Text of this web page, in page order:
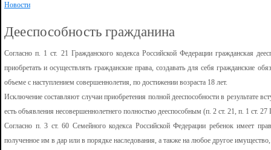
Новости
Дееспособность гражданина
Согласно п. 1 ст. 21 Гражданского кодекса Российской Федерации гражданская
приобретать и осуществлять гражданские права, создавать для себя гражданские
объеме с наступлением совершеннолетия, по достижении возраста 18 лет.
Исключение составляют случаи приобретения полной дееспособности в результате
есть объявления несовершеннолетнего полностью дееспособным (п. 2 ст. 21, п. 1 ст.
Согласно п. 3 ст. 60 Семейного кодекса Российской Федерации ребенок имеет
полученное им в дар или в порядке наследования, а также на любое другое имущество,